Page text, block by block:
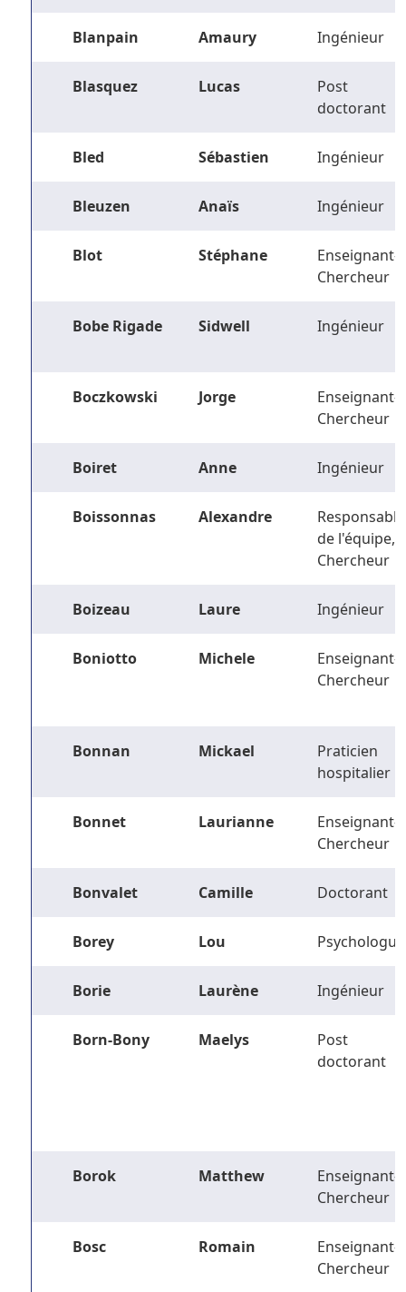
Blanpain Amaury Ingénieur
Blasquez Lucas
Post
doctorant
Bled Sébastien Ingénieur
Bleuzen Anaïs Ingénieur
Blot Stéphane
Enseignant-
Chercheur
Bobe Rigade Sidwell Ingénieur
Boczkowski Jorge
Enseignant-
Chercheur
Boiret Anne Ingénieur
Boissonnas Alexandre
Responsable
de l'équipe,
Chercheur
Boizeau Laure Ingénieur
Boniotto Michele
Enseignant-
Chercheur
Bonnan Mickael
Praticien
hospitalier
Bonnet Laurianne
Enseignant-
Chercheur
Bonvalet Camille Doctorant
Borey Lou Psychologue
Borie Laurène Ingénieur
Born-Bony Maelys
Post
doctorant
Borok Matthew
Enseignant-
Chercheur
Bosc Romain
Enseignant-
Chercheur